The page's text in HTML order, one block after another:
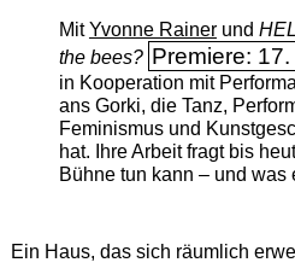
MitYvonne Rainerund
the bees? Premiere:
in Kooperation mit
ans Gorki, die Tanz,
Feminismus und
hat. Ihre Arbeit fragt bis
Bühne tun kann – und was
Ein Haus, das sich räumlich